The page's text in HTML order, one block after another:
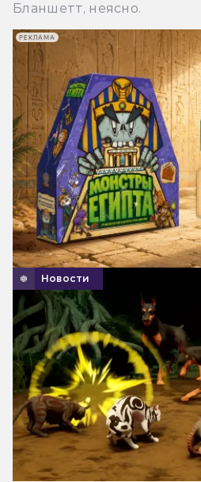
Бланшетт, неясно.
Новости
РЕКЛАМА